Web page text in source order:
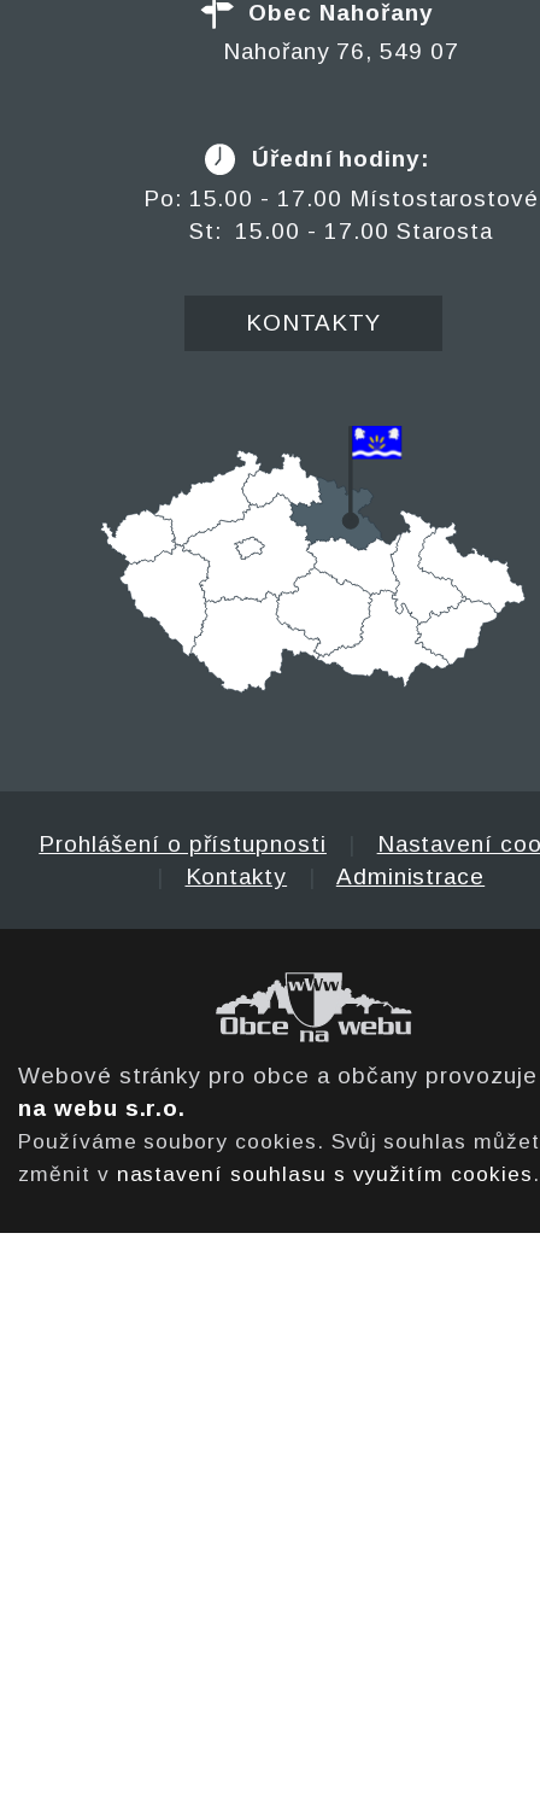
Obec Nahořany
Nahořany 76, 549 07
Úřední hodiny:
Po: 15.00 - 17.00 Místostarostové
St: 15.00 - 17.00 Starosta
KONTAKTY
Prohlášení o přístupnosti
Nastavení
Kontakty Administrace
Webové stránky pro obce a občany
na webu s.r.o.
Používáme soubory cookies. Svůj souhlas
změnit v nastavení souhlasu s využitím cookies .